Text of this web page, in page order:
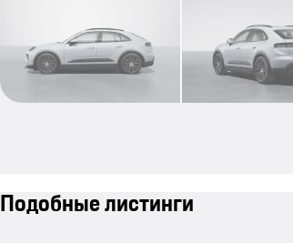
Подобные листинги